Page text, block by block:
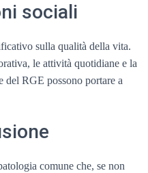
sociali
sulla qualità della vita.
le attività quotidiane e la
del RGE possono portare a
comune che, se non